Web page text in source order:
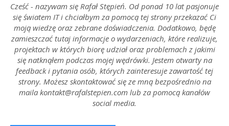
Cześć - nazywam się Rafał Stępień. Od ponad 10 lat pasjonuje
się światem IT i chciałbym za pomocą tej strony przekazać Ci
moją wiedzę oraz zebrane doświadczenia. Dodatkowo, będę
zamieszczać tutaj informacje o wydarzeniach, które realizuje,
projektach w których biorę udział oraz problemach z jakimi
się natknąłem podczas mojej wędrówki. Jestem otwarty na
feedback i pytania osób, których zainteresuje zawartość tej
strony. Możesz skontaktować się ze mną bezpośrednio na
maila kontakt@rafalstepien.com lub za pomocą kanałów
social media.